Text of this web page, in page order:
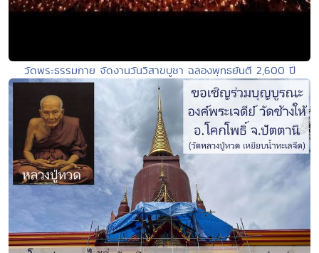
วัดพระธรรมกาย จัดงานวันวิสาขบูชา ฉลองพุทธยันตี 2,600 ปี